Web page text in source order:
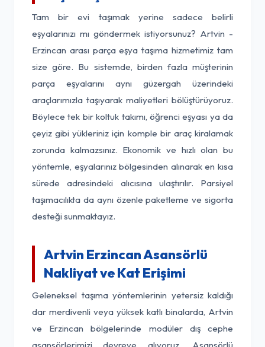
Tam bir evi taşımak yerine sadece belirli
eşyalarınızı mı göndermek istiyorsunuz? Artvin -
Erzincan arası parça eşya taşıma hizmetimiz tam
size göre. Bu sistemde, birden fazla müşterinin
parça eşyalarını aynı güzergah üzerindeki
araçlarımızla taşıyarak maliyetleri bölüştürüyoruz.
Böylece tek bir koltuk takımı, öğrenci eşyası ya da
çeyiz gibi yükleriniz için komple bir araç kiralamak
zorunda kalmazsınız. Ekonomik ve hızlı olan bu
yöntemle, eşyalarınız bölgesinden alınarak en kısa
sürede adresindeki alıcısına ulaştırılır. Parsiyel
taşımacılıkta da aynı özenle paketleme ve sigorta
desteği sunmaktayız.
Artvin Erzincan Asansörlü
Nakliyat ve Kat Erişimi
Geleneksel taşıma yöntemlerinin yetersiz kaldığı
dar merdivenli veya yüksek katlı binalarda, Artvin
ve Erzincan bölgelerinde modüler dış cephe